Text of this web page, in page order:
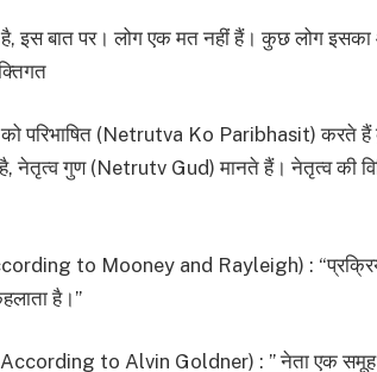
इस बात पर। लोग एक मत नहीं हैं। कुछ लोग
परिभाषित (Netrutva Ko Paribhasit) करते हैं
नेतृत्व गुण (Netrutv Gud) मानते हैं। नेतृत्व की विभिन्न
to Mooney and Rayleigh) : “प्रक्रिया
है।”
to Alvin Goldner) : ” नेता एक समूह